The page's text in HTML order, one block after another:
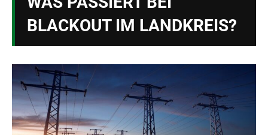
BLACKOUT IM LANDKREIS?